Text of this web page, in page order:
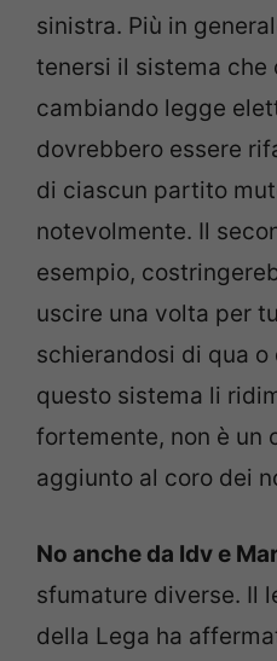
sinistra. Più in
tenersi il sistema che
cambiando legge
dovrebbero essere
di ciascun partito
notevolmente. Il
esempio,
uscire una volta per
schierandosi di qua
questo sistema li
fortemente, non è un
aggiunto al coro dei
No anche da Idv e
sfumature diverse. Il
della Lega ha